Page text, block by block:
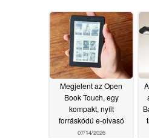
Megjelent az Open
Book Touch, egy
kompakt, nyílt
forráskódú e-olvasó
07/14/2026